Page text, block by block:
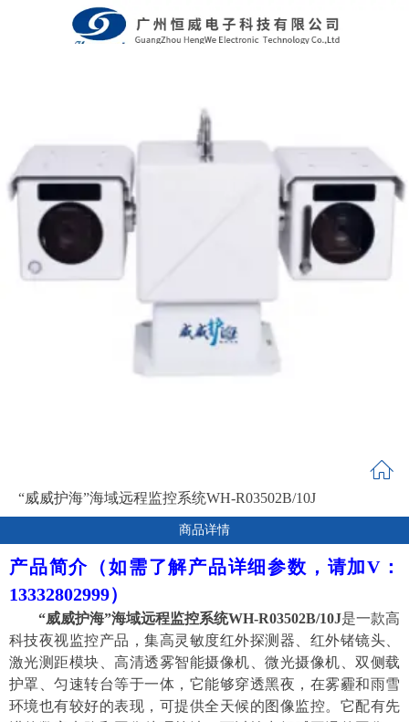
“威威护海”海域远程监控系统WH-R03502B/10J
商品详情
产品简介 （如需了解产品详细参数，请加V：
13332802999）
“威威护海”海域远程监控系统WH-R03502B/10J是一款高
科技夜视监控产品，集高灵敏度红外探测器、 红外锗镜头、
激光测距模块、高清透雾智能摄像机、微光摄像机、双侧载
护罩、匀速转台等于一体，它能够穿透黑夜 ，在雾霾和雨雪
环境也有较好的表现 ， 可提供全天候的图像监控。 它配有先